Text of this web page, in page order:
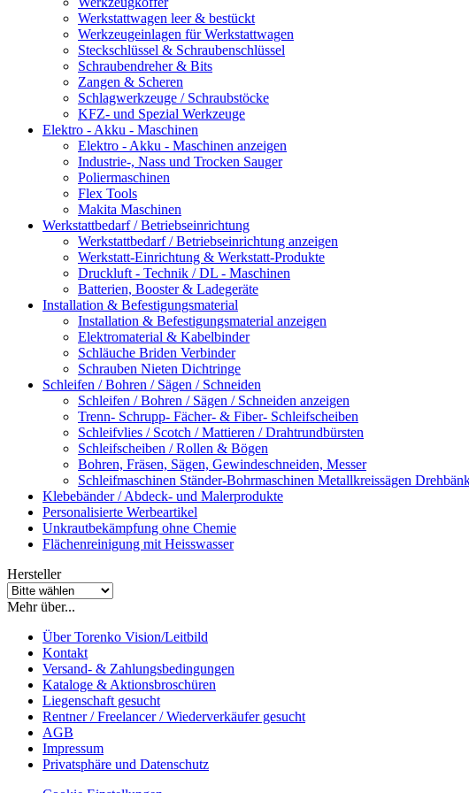
Werkstattwagen leer & bestückt
Werkzeugeinlagen für Werkstattwagen
Steckschlüssel & Schraubenschlüssel
Schraubendreher & Bits
Zangen & Scheren
Schlagwerkzeuge / Schraubstöcke
KFZ- und Spezial Werkzeuge
Elektro - Akku - Maschinen
Elektro - Akku - Maschinen anzeigen
Industrie-, Nass und Trocken Sauger
Poliermaschinen
Flex Tools
Makita Maschinen
Werkstattbedarf / Betriebseinrichtung
Werkstattbedarf / Betriebseinrichtung anzeigen
Werkstatt-Einrichtung & Werkstatt-Produkte
Druckluft - Technik / DL - Maschinen
Batterien, Booster & Ladegeräte
Installation & Befestigungsmaterial
Installation & Befestigungsmaterial anzeigen
Elektromaterial & Kabelbinder
Schläuche Briden Verbinder
Schrauben Nieten Dichtringe
Schleifen / Bohren / Sägen / Schneiden
Schleifen / Bohren / Sägen / Schneiden anzeigen
Trenn- Schrupp- Fächer- & Fiber- Schleifscheiben
Schleifvlies / Scotch / Mattieren / Drahtrundbürsten
Schleifscheiben / Rollen & Bögen
Bohren, Fräsen, Sägen, Gewindeschneiden, Messer
Schleifmaschinen Ständer-Bohrmaschinen Metallkreissägen
Klebebänder / Abdeck- und Malerprodukte
Personalisierte Werbeartikel
Unkrautbekämpfung ohne Chemie
Flächenreinigung mit Heisswasser
Hersteller
Mehr über...
Über Torenko Vision/Leitbild
Kontakt
Versand- & Zahlungsbedingungen
Kataloge & Aktionsbroschüren
Liegenschaft gesucht
Rentner / Freelancer / Wiederverkäufer gesucht
AGB
Impressum
Privatsphäre und Datenschutz